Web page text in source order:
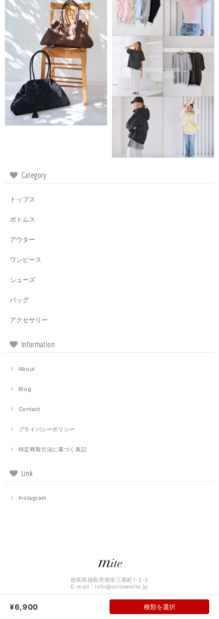
Category
トップス
ボトムス
アウター
ワンピース
シューズ
バッグ
アクセサリー
Information
About
Blog
Contact
プライバシーポリシー
特定商取引法に基づく表記
Link
Instagram
徳島県徳島市南常三島町1-2-5
E-mail： info@onlinemite.jp
¥6,900 種類を選択